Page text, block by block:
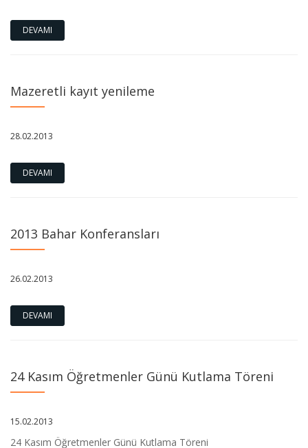
DEVAMI
Mazeretli kayıt yenileme
28.02.2013
DEVAMI
2013 Bahar Konferansları
26.02.2013
DEVAMI
24 Kasım Öğretmenler Günü Kutlama Töreni
15.02.2013
24 Kasım Öğretmenler Günü Kutlama Töreni